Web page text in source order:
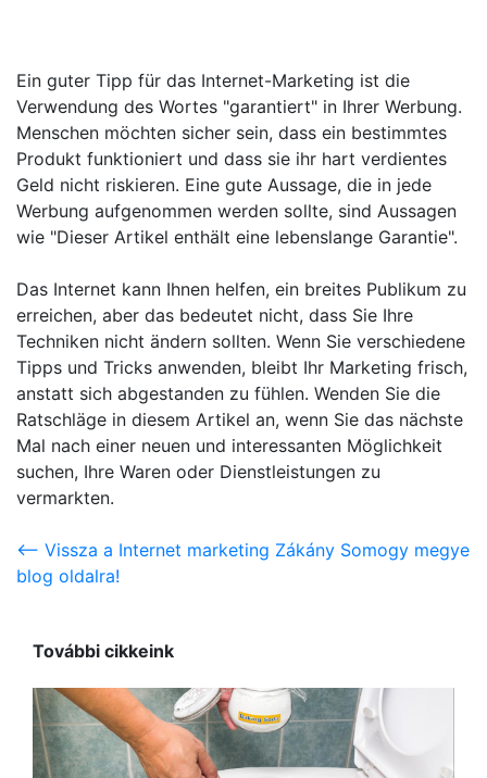
Ein guter Tipp für das Internet-Marketing ist die
Verwendung des Wortes "garantiert" in Ihrer Werbung.
Menschen möchten sicher sein, dass ein bestimmtes
Produkt funktioniert und dass sie ihr hart verdientes
Geld nicht riskieren. Eine gute Aussage, die in jede
Werbung aufgenommen werden sollte, sind Aussagen
wie "Dieser Artikel enthält eine lebenslange Garantie".
Das Internet kann Ihnen helfen, ein breites Publikum zu
erreichen, aber das bedeutet nicht, dass Sie Ihre
Techniken nicht ändern sollten. Wenn Sie verschiedene
Tipps und Tricks anwenden, bleibt Ihr Marketing frisch,
anstatt sich abgestanden zu fühlen. Wenden Sie die
Ratschläge in diesem Artikel an, wenn Sie das nächste
Mal nach einer neuen und interessanten Möglichkeit
suchen, Ihre Waren oder Dienstleistungen zu
vermarkten.
<-- Vissza a Internet marketing Zákány Somogy megye
blog oldalra!
További cikkeink